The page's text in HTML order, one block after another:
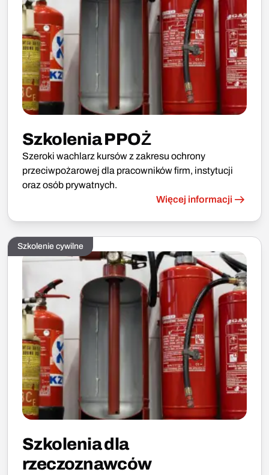
Szkolenia PPOŻ
Szeroki wachlarz kursów z zakresu ochrony
przeciwpożarowej dla pracowników firm, instytucji
oraz osób prywatnych.
Więcej informacji
Szkolenie cywilne
Szkolenia dla
rzeczoznawców